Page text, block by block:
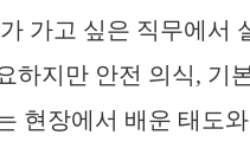
가고 싶은 직무에
하지만 안전 의식, 기
현장에서 배운 태도